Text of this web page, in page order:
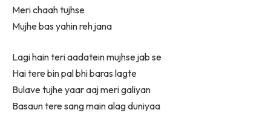
Meri chaah tujhse
Mujhe bas yahin reh jana
Lagi hain teri aadatein mujhse jab se
Hai tere bin pal bhi baras lagte
Bulave tujhe yaar aaj meri galiyan
Basaun tere sang main alag duniyaa